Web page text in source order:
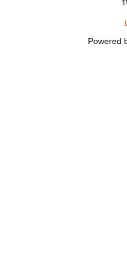
Powered